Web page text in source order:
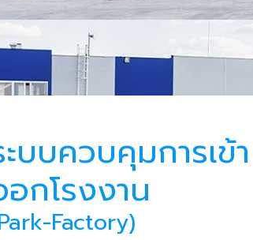
บบควบคุมการเข้า
กโรงงาน
Factory)